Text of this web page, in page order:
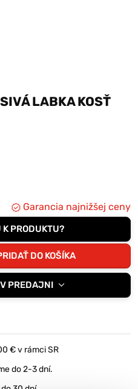
LABKA KOSŤ
Garancia najnižšej ceny
K PRODUKTU?
DO KOŠÍKA
PREDAJNI
€ v rámci SR
do 2-3 dní.